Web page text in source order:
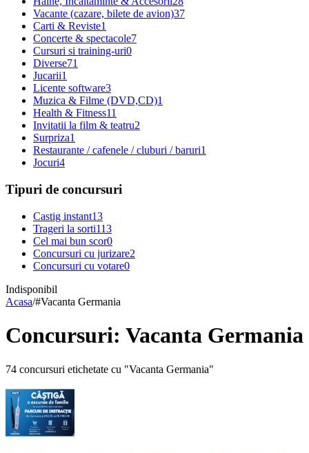
Vacante (cazare, bilete de avion)37
Carti & Reviste1
Concerte & spectacole7
Cursuri si training-uri0
Diverse71
Jucarii1
Licente software3
Muzica & Filme (DVD,CD)1
Health & Fitness11
Invitatii la film & teatru2
Surpriza1
Restaurante / cafenele / cluburi / baruri1
Jocuri4
Tipuri de concursuri
Castig instant13
Trageri la sorti113
Cel mai bun scor0
Concursuri cu jurizare2
Concursuri cu votare0
Indisponibil
Acasa/#Vacanta Germania
Concursuri: Vacanta Germania
74 concursuri etichetate cu "Vacanta Germania"